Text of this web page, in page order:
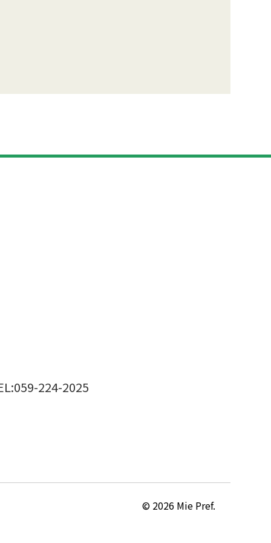
224-2025
© 2026 Mie Pref.